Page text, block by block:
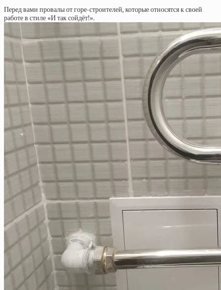
Перед вами провалы от горе-строителей, которые относятся к своей
работе в стиле «И так сойдёт!».